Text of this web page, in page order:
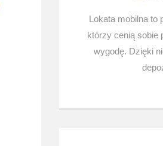
Lokata mobilna to
którzy cenią sobie
wygodę. Dzięki